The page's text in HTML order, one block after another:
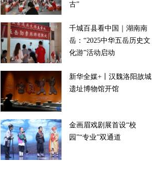
古”
千城百县看中国｜湖南南
岳：“2025中华五岳历史文
化游”活动启动
新华全媒+丨汉魏洛阳故城
遗址博物馆开馆
金画眉戏剧展首设“校
园”“专业”双通道